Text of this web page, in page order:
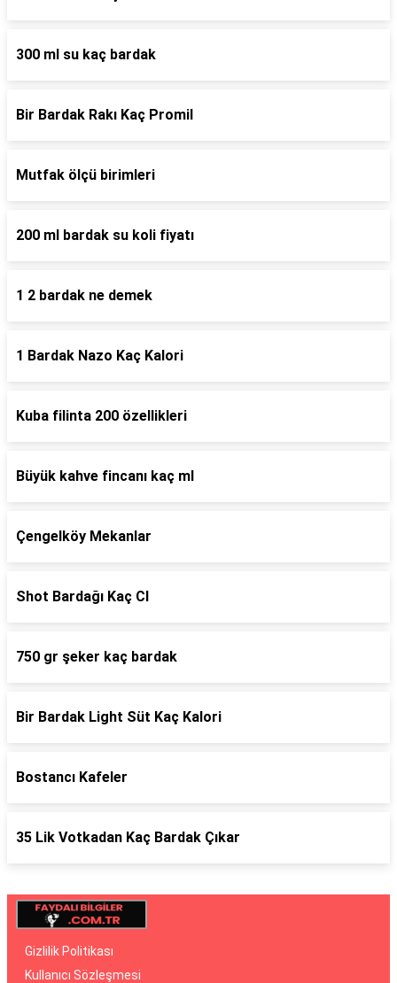
300 ml su kaç bardak
Bir Bardak Rakı Kaç Promil
Mutfak ölçü birimleri
200 ml bardak su koli fiyatı
1 2 bardak ne demek
1 Bardak Nazo Kaç Kalori
Kuba filinta 200 özellikleri
Büyük kahve fincanı kaç ml
Çengelköy Mekanlar
Shot Bardağı Kaç Cl
750 gr şeker kaç bardak
Bir Bardak Light Süt Kaç Kalori
Bostancı Kafeler
35 Lik Votkadan Kaç Bardak Çıkar
Gizlilik Politikası
Kullanıcı Sözleşmesi